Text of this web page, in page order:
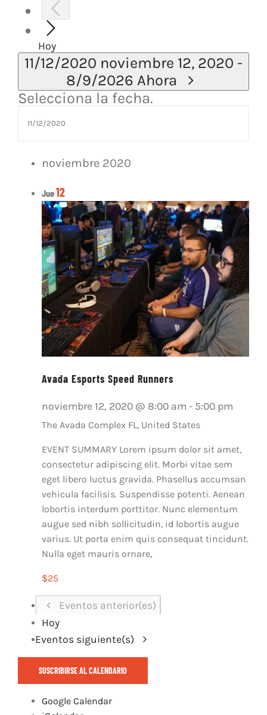
Hoy
11/12/2020 noviembre 12, 2020 -
8/9/2026 Ahora
Selecciona la fecha.
noviembre 2020
Jue12
Avada Esports Speed Runners
noviembre 12, 2020 @ 8:00 am - 5:00 pm
The Avada Complex FL, United States
EVENT SUMMARY Lorem ipsum dolor sit amet,
consectetur adipiscing elit. Morbi vitae sem
eget libero luctus gravida. Phasellus accumsan
vehicula facilisis. Suspendisse potenti. Aenean
lobortis interdum porttitor. Nunc elementum
augue sed nibh sollicitudin, id lobortis augue
varius. Ut porta enim quis consequat tincidunt.
Nulla eget mauris ornare,
$25
Eventos anterior(es)
Hoy
Eventos siguiente(s)
SUSCRIBIRSE AL CALENDARIO
Google Calendar